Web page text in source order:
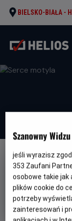
BIELSKO-BIAŁA -
Szanowny
jeśli wyrazisz
353 Zaufani
osobowe takie jak
plików cookie do
potrzeby
zainteresowań i